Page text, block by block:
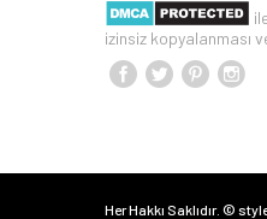
izinsiz kopyalanması
Her Hakkı Saklıdır. ©